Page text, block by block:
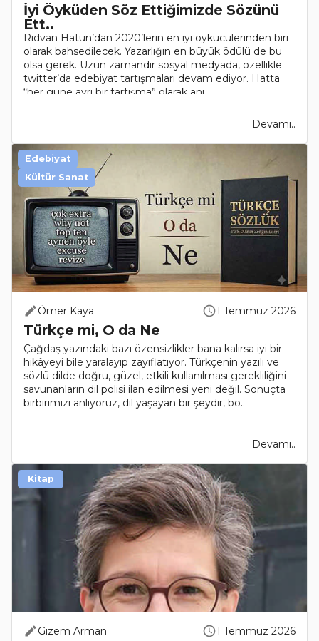
İyi Öyküden Söz Ettiğimizde Sözünü
Ett..
Rıdvan Hatun’dan 2020’lerin en iyi öykücülerinden biri
olarak bahsedilecek. Yazarlığın en büyük ödülü de bu
olsa gerek. Uzun zamandır sosyal medyada, özellikle
twitter’da edebiyat tartışmaları devam ediyor. Hatta
“her güne ayrı bir tartışma” olarak anı..
Devamı..
Ömer Kaya 1 Temmuz 2026
Türkçe mi, O da Ne
Çağdaş yazındaki bazı özensizlikler bana kalırsa iyi bir
hikâyeyi bile yaralayıp zayıflatıyor. Türkçenin yazılı ve
sözlü dilde doğru, güzel, etkili kullanılması gerekliliğini
savunanların dil polisi ilan edilmesi yeni değil. Sonuçta
birbirimizi anlıyoruz, dil yaşayan bir şeydir, bo..
Devamı..
Edebiyat
Kültür Sanat
Gizem Arman 1 Temmuz 2026
Kitap